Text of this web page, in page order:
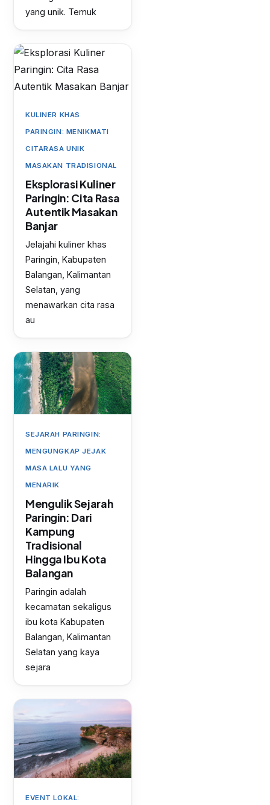
yang unik. Temuk
KULINER KHAS
PARINGIN: MENIKMATI
CITARASA UNIK
MASAKAN TRADISIONAL
Eksplorasi Kuliner
Paringin: Cita Rasa
Autentik Masakan
Banjar
Jelajahi kuliner khas
Paringin, Kabupaten
Balangan, Kalimantan
Selatan, yang
menawarkan cita rasa
au
SEJARAH PARINGIN:
MENGUNGKAP JEJAK
MASA LALU YANG
MENARIK
Mengulik Sejarah
Paringin: Dari
Kampung
Tradisional
Hingga Ibu Kota
Balangan
Paringin adalah
kecamatan sekaligus
ibu kota Kabupaten
Balangan, Kalimantan
Selatan yang kaya
sejara
EVENT LOKAL: